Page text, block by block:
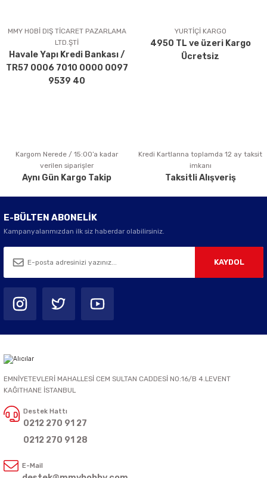
MMY HOBİ DIŞ TİCARET PAZARLAMA
LTD.ŞTİ
Havale Yapı Kredi Bankası /
TR57 0006 7010 0000 0097
9539 40
YURTİÇİ KARGO
4950 TL ve üzeri Kargo
Ücretsiz
Kargom Nerede / 15:00’a kadar
verilen siparişler
Aynı Gün Kargo Takip
Kredi Kartlarına toplamda 12 ay taksit
imkanı
Taksitli Alışveriş
E-BÜLTEN ABONELİK
Kampanyalarımızdan ilk siz haberdar olabilirsiniz.
KAYDOL
EMNİYETEVLERİ MAHALLESİ CEM SULTAN CADDESİ NO:16/B 4.LEVENT
KAĞITHANE İSTANBUL
Destek Hattı
0212 270 91 27
0212 270 91 28
E-Mail